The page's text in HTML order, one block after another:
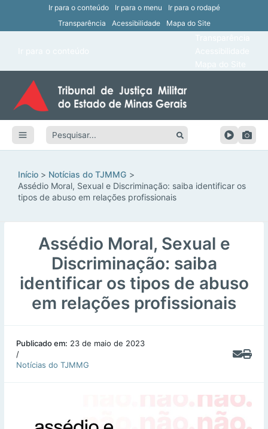
Ir para o conteúdo Ir para o menu
Ir para o rodapé
Transparência
Acessibilidade Mapa do Site
Pesquisar:
Início
Notícias do TJMMG
Assédio Moral, Sexual e Discriminação: saiba identificar os
tipos de abuso em relações profissionais
Assédio Moral, Sexual e
Discriminação: saiba
identificar os tipos de abuso
em relações profissionais
Publicado em: 23 de maio de 2023
/
Notícias do TJMMG